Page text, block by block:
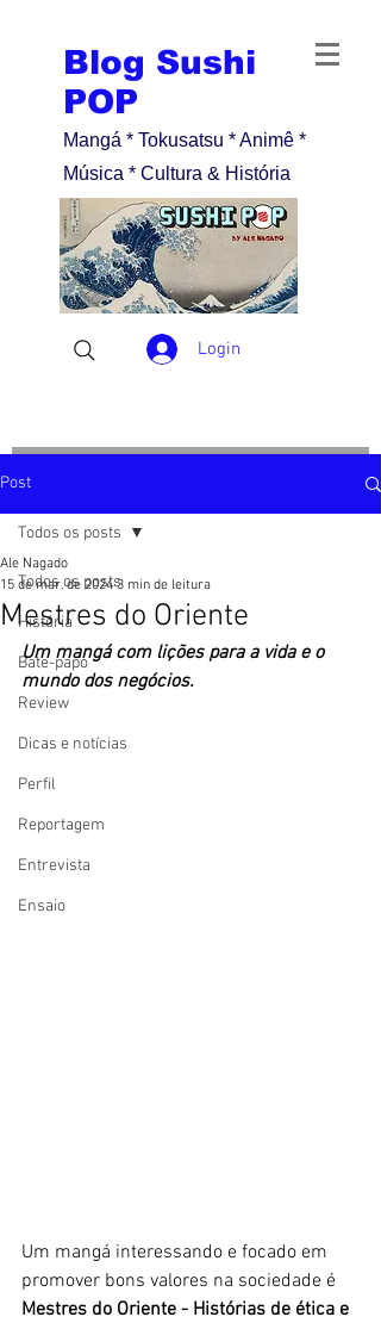
Blog Sushi
POP
Mangá * Tokusatsu * Animê *
Música * Cultura & História
Login
Post
Todos os posts
História
Bate-papo
Review
Dicas e notícias
Perfil
Reportagem
Entrevista
Ensaio
Todos os posts
Mestres do Oriente
Ale Nagado
15 de mar. de 2024 3 min de leitura
Um mangá com lições para a vida e o
mundo dos negócios.
Um mangá interessando e focado em
promover bons valores na sociedade é
Mestres do Oriente - Histórias de ética e